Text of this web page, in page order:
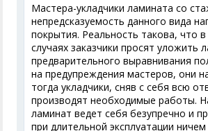
Мастера-укладчики ламината со
непредсказуемость данного вида
покрытия. Реальность такова, что
случаях заказчики просят уложить
предварительного выравнивания
на предупреждения мастеров, они
тогда укладчики, сняв с себя всю
производят необходимые работы.
ламинат ведет себя безупречно и
при длительной эксплуатации